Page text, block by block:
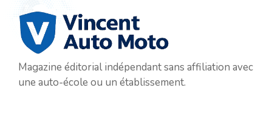
Magazine éditorial indépendant sans affiliation avec
une auto-école ou un établissement.